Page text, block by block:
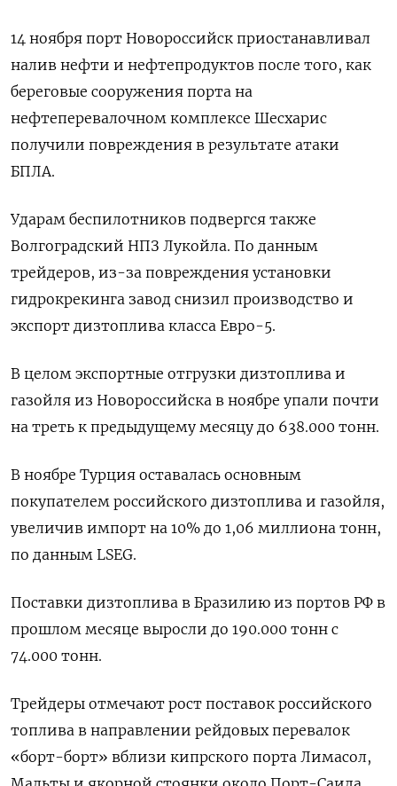
14 ноября порт Новороссийск приостанавливал
налив нефти и нефтепродуктов после того, как
береговые сооружения порта на
нефтеперевалочном комплексе Шесхарис
получили повреждения в результате атаки
БПЛА.
Ударам беспилотников подвергся также
Волгоградский НПЗ Лукойла. По данным
трейдеров, из-за повреждения установки
гидрокрекинга завод снизил производство и
экспорт дизтоплива класса Евро-5.
В целом экспортные отгрузки дизтоплива и
газойля из Новороссийска в ноябре упали почти
на треть к предыдущему месяцу до 638.000 тонн.
В ноябре Турция оставалась основным
покупателем российского дизтоплива и газойля,
увеличив импорт на 10% до 1,06 миллиона тонн,
по данным LSEG.
Поставки дизтоплива в Бразилию из портов РФ в
прошлом месяце выросли до 190.000 тонн с
74.000 тонн.
Трейдеры отмечают рост поставок российского
топлива в направлении рейдовых перевалок
«борт-борт» вблизи кипрского порта Лимасол,